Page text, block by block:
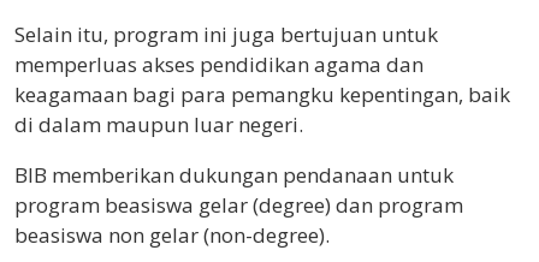
Selain itu, program ini juga bertujuan untuk
memperluas akses pendidikan agama dan
keagamaan bagi para pemangku kepentingan, baik
di dalam maupun luar negeri.
BIB memberikan dukungan pendanaan untuk
program beasiswa gelar (degree) dan program
beasiswa non gelar (non-degree).